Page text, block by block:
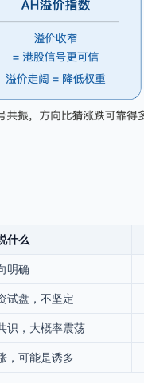
什么
明确
试盘，不坚定
识，大概率震荡
，可能是诱多